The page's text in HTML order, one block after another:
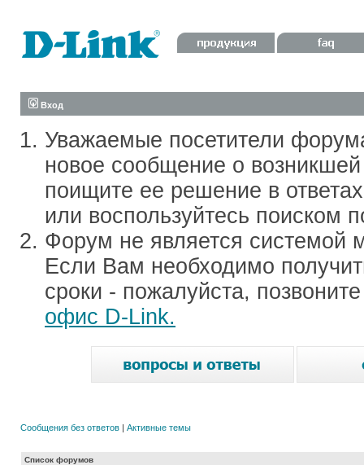
Вход
Уважаемые посетители
новое сообщение о
поищите ее решение в
или воспользуйтесь поиском
Форум не является системой
Если Вам необходимо
сроки - пожалуйста,
офис D-Link.
Сообщения без ответов | Активные темы
Список форумов